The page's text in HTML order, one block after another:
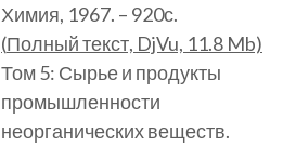
Химия, 1967. – 920с.
(Полныйтекст, DjVu, 11.8 Mb)
Том 5: Сырье и продукты
промышленности
неорганических веществ.